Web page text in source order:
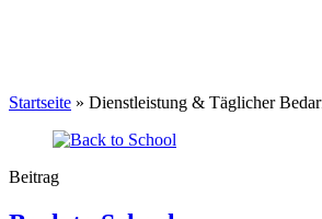
Startseite » Dienstleistung & Täglicher
Beitrag